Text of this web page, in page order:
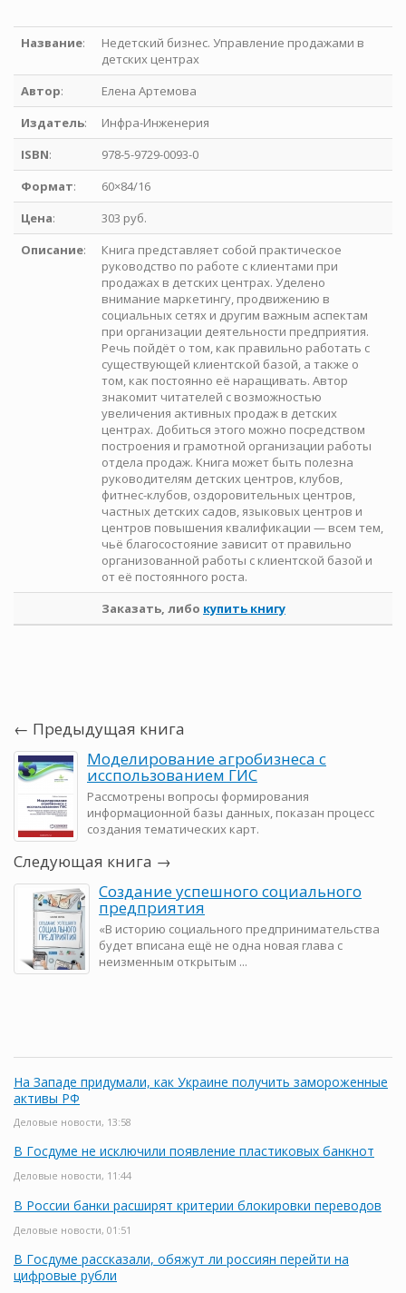
Название:
Недетский бизнес. Управление продажами в
детских центрах
Автор:
Елена Артемова
Издатель:
Инфра-Инженерия
ISBN:
978-5-9729-0093-0
Формат:
60×84/16
Цена:
303 руб.
Описание:
Книга представляет собой практическое
руководство по работе с клиентами при
продажах в детских центрах. Уделено
внимание маркетингу, продвижению в
социальных сетях и другим важным аспектам
при организации деятельности предприятия.
Речь пойдёт о том, как правильно работать с
существующей клиентской базой, а также о
том, как постоянно её наращивать. Автор
знакомит читателей с возможностью
увеличения активных продаж в детских
центрах. Добиться этого можно посредством
построения и грамотной организации работы
отдела продаж. Книга может быть полезна
руководителям детских центров, клубов,
фитнес-клубов, оздоровительных центров,
частных детских садов, языковых центров и
центров повышения квалификации — всем тем,
чьё благосостояние зависит от правильно
организованной работы с клиентской базой и
от её постоянного роста.
Заказать, либо купить книгу
← Предыдущая книга
Моделирование агробизнеса с
исспользованием ГИС
Рассмотрены вопросы формирования
информационной базы данных, показан процесс
создания тематических карт.
Следующая книга →
Создание успешного социального
предприятия
«В историю социального предпринимательства
будет вписана ещё не одна новая глава с
неизменным открытым ...
На Западе придумали, как Украине получить замороженные
активы РФ
Деловые новости, 13:58
В Госдуме не исключили появление пластиковых банкнот
Деловые новости, 11:44
В России банки расширят критерии блокировки переводов
Деловые новости, 01:51
В Госдуме рассказали, обяжут ли россиян перейти на
цифровые рубли